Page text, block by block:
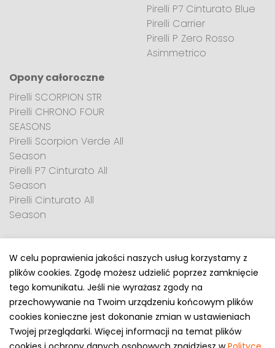
Pirelli P7 Cinturato Blue
Pirelli Carrier
Pirelli P Zero Rosso
Asimmetrico
Opony całoroczne
Pirelli SCORPION STR
Pirelli CHRONO FOUR
SEASONS
Pirelli Scorpion Verde All
Season
Pirelli P7 Cinturato All
Season
Pirelli Cinturato All
Season
Polityka prywatności
e-mail: kontakt@opony.com.pl
Copyright © 2000-2023 Opony.com.pl
W celu poprawienia jakości naszych usług korzystamy z
plików cookies. Zgodę możesz udzielić poprzez zamknięcie
tego komunikatu. Jeśli nie wyrażasz zgody na
przechowywanie na Twoim urządzeniu końcowym plików
cookies konieczne jest dokonanie zmian w ustawieniach
Twojej przeglądarki. Więcej informacji na temat plików